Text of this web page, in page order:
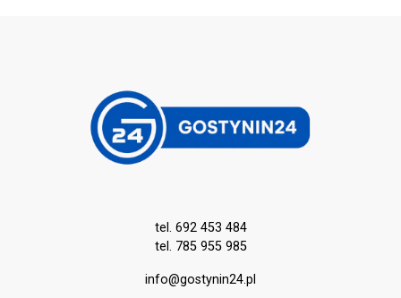
tel. 692 453 484
tel. 785 955 985
info@gostynin24.pl